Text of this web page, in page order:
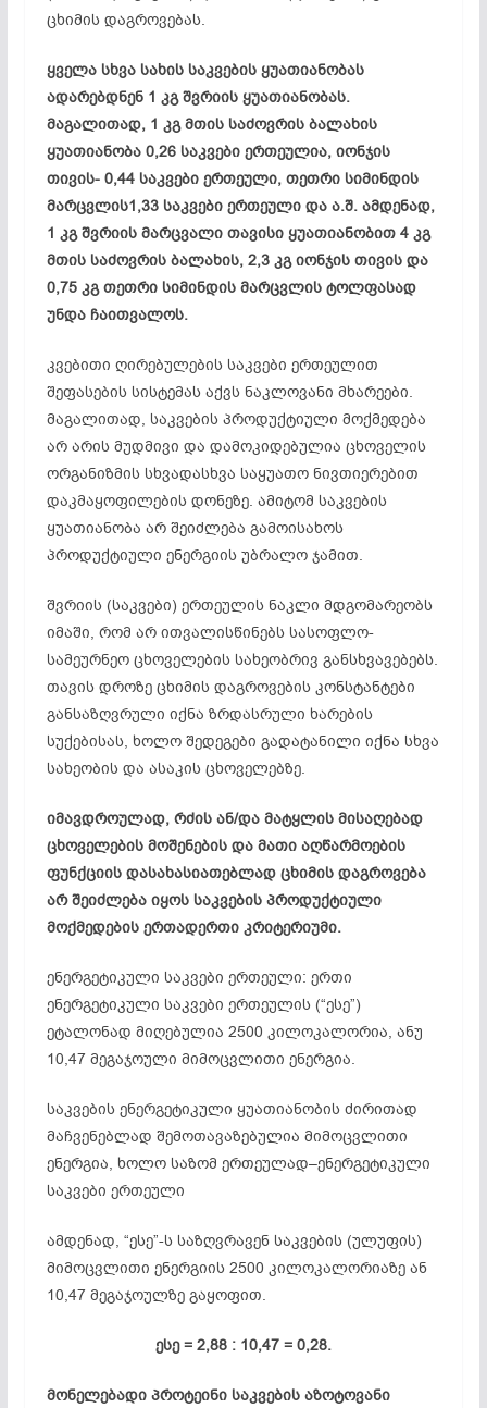
ცხიმის დაგროვებას.
ყველა სხვა სახის საკვების ყუათიანობას
ადარებდნენ 1 კგ შვრიის ყუათიანობას.
მაგალითად, 1 კგ მთის საძოვრის ბალახის
ყუათიანობა 0,26 საკვები ერთეულია, იონჯის
თივის- 0,44 საკვები ერთეული, თეთრი სიმინდის
მარცვლის1,33 საკვები ერთეული და ა.შ. ამდენად,
1 კგ შვრიის მარცვალი თავისი ყუათიანობით 4 კგ
მთის საძოვრის ბალახის, 2,3 კგ იონჯის თივის და
0,75 კგ თეთრი სიმინდის მარცვლის ტოლფასად
უნდა ჩაითვალოს.
კვებითი ღირებულების საკვები ერთეულით
შეფასების სისტემას აქვს ნაკლოვანი მხარეები.
მაგალითად, საკვების პროდუქტიული მოქმედება
არ არის მუდმივი და დამოკიდებულია ცხოველის
ორგანიზმის სხვადასხვა საყუათო ნივთიერებით
დაკმაყოფილების დონეზე. ამიტომ საკვების
ყუათიანობა არ შეიძლება გამოისახოს
პროდუქტიული ენერგიის უბრალო ჯამით.
შვრიის (საკვები) ერთეულის ნაკლი მდგომარეობს
იმაში, რომ არ ითვალისწინებს სასოფლო-
სამეურნეო ცხოველების სახეობრივ განსხვავებებს.
თავის დროზე ცხიმის დაგროვების კონსტანტები
განსაზღვრული იქნა ზრდასრული ხარების
სუქებისას, ხოლო შედეგები გადატანილი იქნა სხვა
სახეობის და ასაკის ცხოველებზე.
იმავდროულად, რძის ან/და მატყლის მისაღებად
ცხოველების მოშენების და მათი აღწარმოების
ფუნქციის დასახასიათებლად ცხიმის დაგროვება
არ შეიძლება იყოს საკვების პროდუქტიული
მოქმედების ერთადერთი კრიტერიუმი.
ენერგეტიკული საკვები ერთეული: ერთი
ენერგეტიკული საკვები ერთეულის (“ესე”)
ეტალონად მიღებულია 2500 კილოკალორია, ანუ
10,47 მეგაჯოული მიმოცვლითი ენერგია.
საკვების ენერგეტიკული ყუათიანობის ძირითად
მაჩვენებლად შემოთავაზებულია მიმოცვლითი
ენერგია, ხოლო საზომ ერთეულად–ენერგეტიკული
საკვები ერთეული
ამდენად, “ესე”-ს საზღვრავენ საკვების (ულუფის)
მიმოცვლითი ენერგიის 2500 კილოკალორიაზე ან
10,47 მეგაჯოულზე გაყოფით.
ესე = 2,88 : 10,47 = 0,28.
მონელებადი პროტეინი საკვების აზოტოვანი